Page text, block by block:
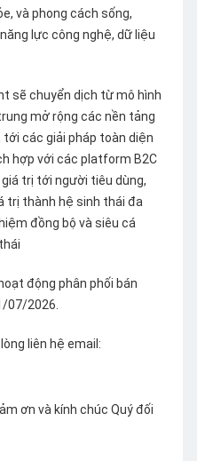
và phong cách sống,
lực công nghệ, dữ liệu
sẽ chuyển dịch từ mô hình
mở rộng các nền tảng
các giải pháp toàn diện
hợp với các platform B2C
trị tới người tiêu dùng,
trị thành hệ sinh thái đa
đồng bộ và siêu cá
động phân phối bán
07/2026.
liên hệ email:
ơn và kính chúc Quý đối